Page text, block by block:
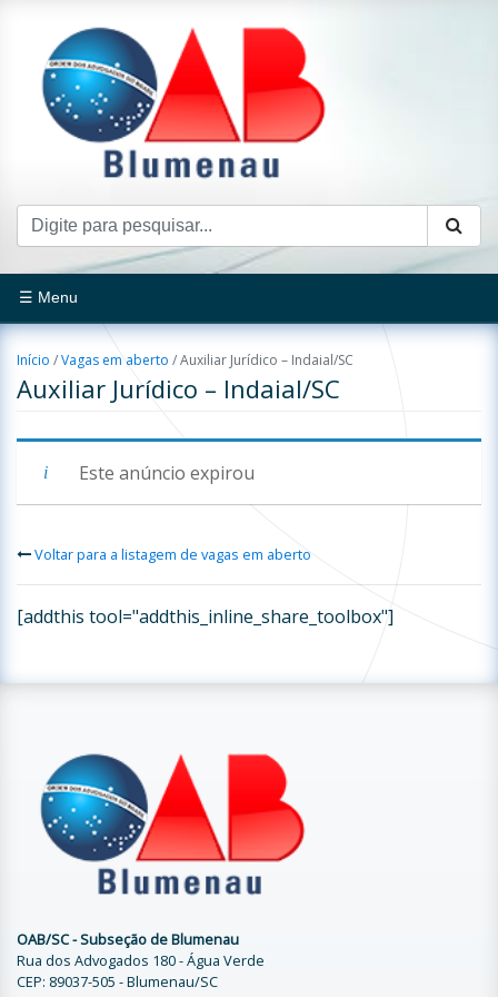
☰ Menu
Início /Vagas em aberto /Auxiliar Jurídico – Indaial/SC
Auxiliar Jurídico – Indaial/SC
Este anúncio expirou
Voltar para a listagem de vagas em aberto
[addthis tool="addthis_inline_share_toolbox"]
OAB/SC - Subseção de Blumenau
Rua dos Advogados 180 - Água Verde
CEP: 89037-505 - Blumenau/SC